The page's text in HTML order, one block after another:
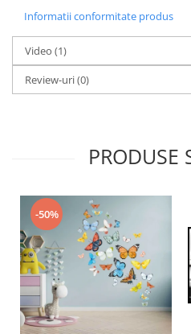
Informatii conformitate produs
Video (1)
Review-uri(0)
PRODUSE
-50%